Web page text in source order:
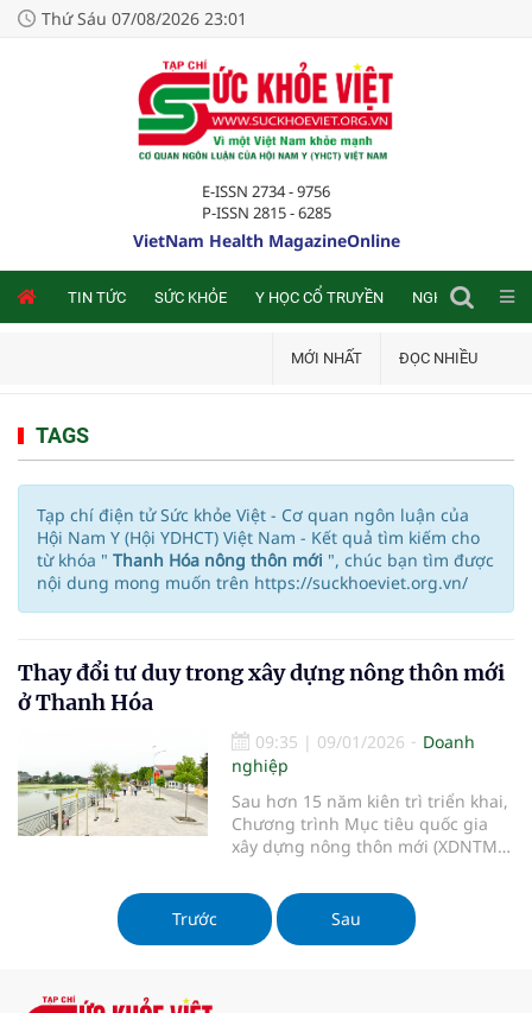
Thứ Sáu 07/08/2026 23:01
E-ISSN 2734 - 9756
P-ISSN 2815 - 6285
VietNam Health MagazineOnline
TIN TỨC SỨC KHỎE Y HỌC CỔ TRUYỀN NGHIÊN CỨU
MỚI NHẤT ĐỌC NHIỀU
TAGS
Tạp chí điện tử Sức khỏe Việt - Cơ quan ngôn luận của
Hội Nam Y (Hội YDHCT) Việt Nam - Kết quả tìm kiếm cho
từ khóa " Thanh Hóa nông thôn mới ", chúc bạn tìm được
nội dung mong muốn trên https://suckhoeviet.org.vn/
Thay đổi tư duy trong xây dựng nông thôn mới
ở Thanh Hóa
09:35 | 09/01/2026
Doanh
nghiệp
Sau hơn 15 năm kiên trì triển khai,
Chương trình Mục tiêu quốc gia
xây dựng nông thôn mới (XDNTM)
đoạn phát triển mới, với nhiều
thay đổi căn bản về mô hình quản
lý, tiêu chí đánh giá và mục tiêu
Trước Sau